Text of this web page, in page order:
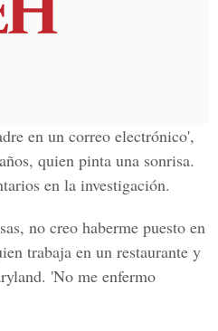
en un correo electrónico',
quien pinta una sonrisa.
en la investigación.
no creo haberme puesto en
trabaja en un restaurante y
'No me enfermo